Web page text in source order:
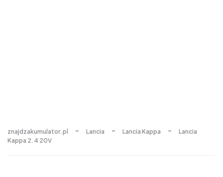
znajdzakumulator.pl Lancia Lancia Kappa
Lancia
Kappa 2.4 20V